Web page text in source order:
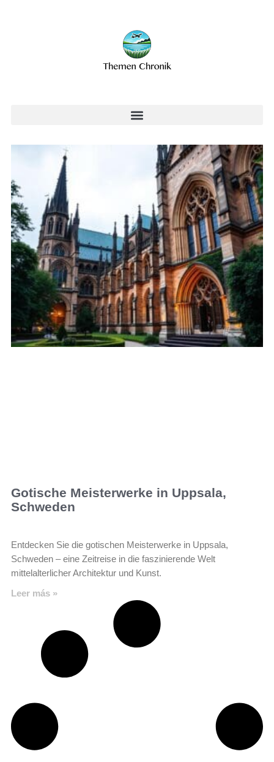
Gotische Meisterwerke in Uppsala,
Schweden
Entdecken Sie die gotischen Meisterwerke in Uppsala,
Schweden – eine Zeitreise in die faszinierende Welt
mittelalterlicher Architektur und Kunst.
Leer más »